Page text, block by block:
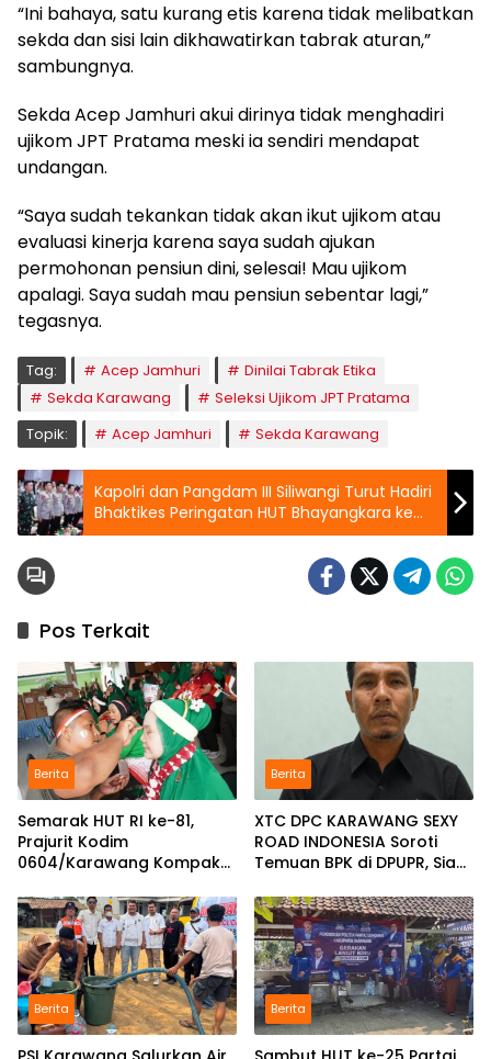
“Ini bahaya, satu kurang etis karena tidak melibatkan
sekda dan sisi lain dikhawatirkan tabrak aturan,”
sambungnya.
Sekda Acep Jamhuri akui dirinya tidak menghadiri
ujikom JPT Pratama meski ia sendiri mendapat
undangan.
“Saya sudah tekankan tidak akan ikut ujikom atau
evaluasi kinerja karena saya sudah ajukan
permohonan pensiun dini, selesai! Mau ujikom
apalagi. Saya sudah mau pensiun sebentar lagi,”
tegasnya.
Tag: Acep Jamhuri
Dinilai Tabrak Etika
Sekda Karawang
Seleksi Ujikom JPT Pratama
Topik:
Acep Jamhuri Sekda Karawang
Kapolri dan Pangdam III Siliwangi Turut Hadiri
Bhaktikes Peringatan HUT Bhayangkara ke
78 di Karawang
Pos Terkait
Berita
Semarak HUT RI ke-81,
Prajurit Kodim
0604/Karawang Kompak
Berita
XTC DPC KARAWANG SEXY
ROAD INDONESIA Soroti
Temuan BPK di DPUPR, Siap
ke Kejati
Berita Berita